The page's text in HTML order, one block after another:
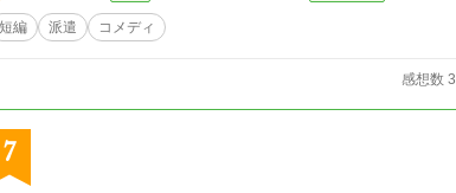
短編 派遣 コメディ
感想数 3
7